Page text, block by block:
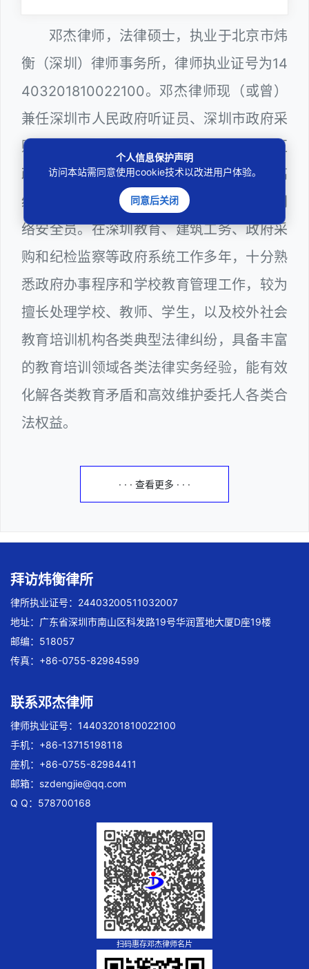
邓杰律师，法律硕士，执业于北京市炜
衡（深圳）律师事务所，律师执业证号为14
403201810022100。邓杰律师现（或曾）
兼任深圳市人民政府听证员、深圳市政府采
购评审专家（法律类），曾担任深圳市某区
政府部门公职律师、深圳市某区公办学校高
级教师、建设工程定标专家、计算机信息网
络安全员。在深圳教育、建筑工务、政府采
购和纪检监察等政府系统工作多年，十分熟
悉政府办事程序和学校教育管理工作，较为
擅长处理学校、教师、学生，以及校外社会
教育培训机构各类典型法律纠纷，具备丰富
的教育培训领域各类法律实务经验，能有效
化解各类教育矛盾和高效维护委托人各类合
法权益。
· · · 查看更多 · · ·
拜访炜衡律所
律所执业证号：24403200511032007
地址：广东省深圳市南山区科发路19号华润置地大厦D座19楼
邮编：518057
传真：+86-0755-82984599
联系邓杰律师
律师执业证号：14403201810022100
手机：+86-13715198118
座机：+86-0755-82984411
邮箱： szdengjie@qq.com
Q Q：578700168
扫码惠存邓杰律师名片
个人信息保护声明
访问本站需同意使用cookie技术以改进用户体验。
同意后关闭